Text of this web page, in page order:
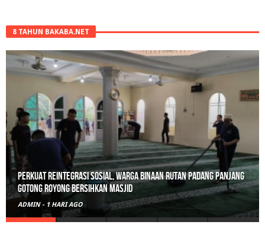
8 TAHUN BAKABA.NET
Polisi Sita 82 Paket Ganja Siap Edar di Tanah Datar
ADMIN - 3 HARI AGO